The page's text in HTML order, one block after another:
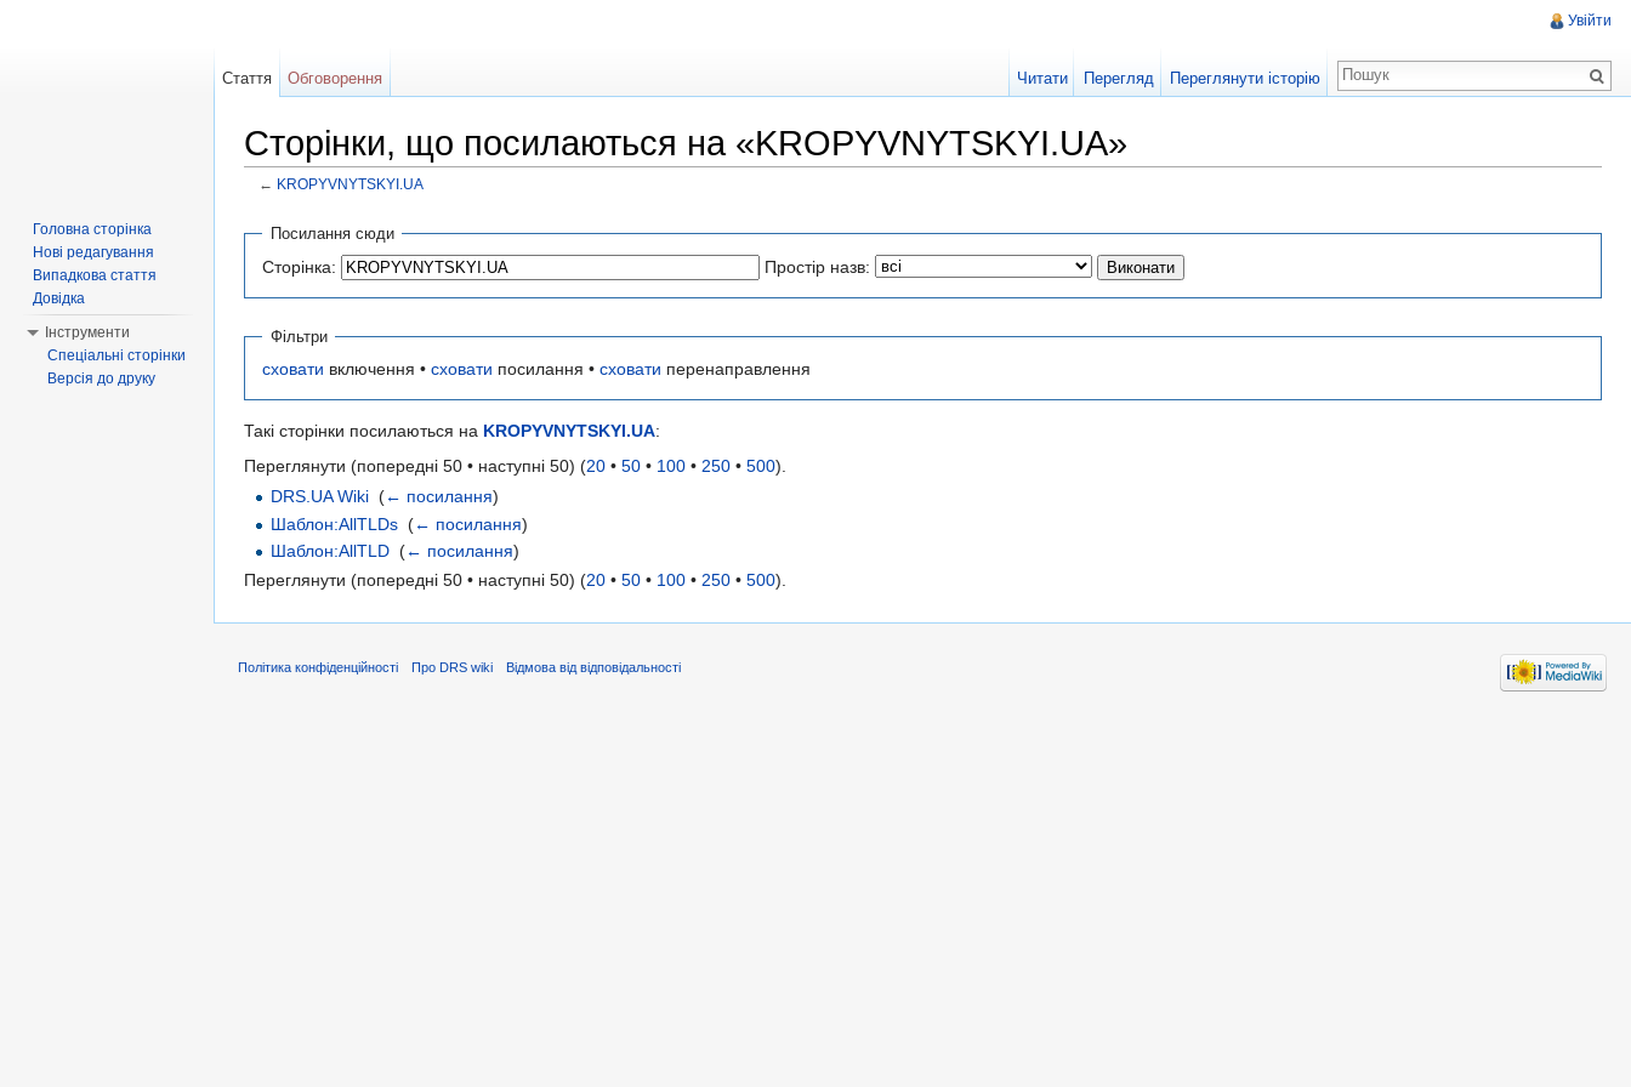
Сторінки, що посилаються на «KROPYVNYTSKYI.UA»
← KROPYVNYTSKYI.UA
Посилання сюди
Сторінка: Простір назв:
Фільтри
сховати включення • сховати посилання • сховати перенаправлення
Такі сторінки посилаються на KROPYVNYTSKYI.UA:
Переглянути (попередні 50 • наступні 50) (20 • 50 • 100 • 250 • 500).
DRS.UA Wiki (← посилання)
Шаблон:AllTLDs (← посилання)
Шаблон:AllTLD (← посилання)
Переглянути (попередні 50 • наступні 50) (20 • 50 • 100 • 250 • 500).
Увійти
Стаття Обговорення Читати Перегляд Переглянути історію
Головна сторінка
Нові редагування
Випадкова стаття
Довідка
Інструменти
Спеціальні сторінки
Версія до друку
Політика конфіденційності Про DRS wiki Відмова від відповідальності